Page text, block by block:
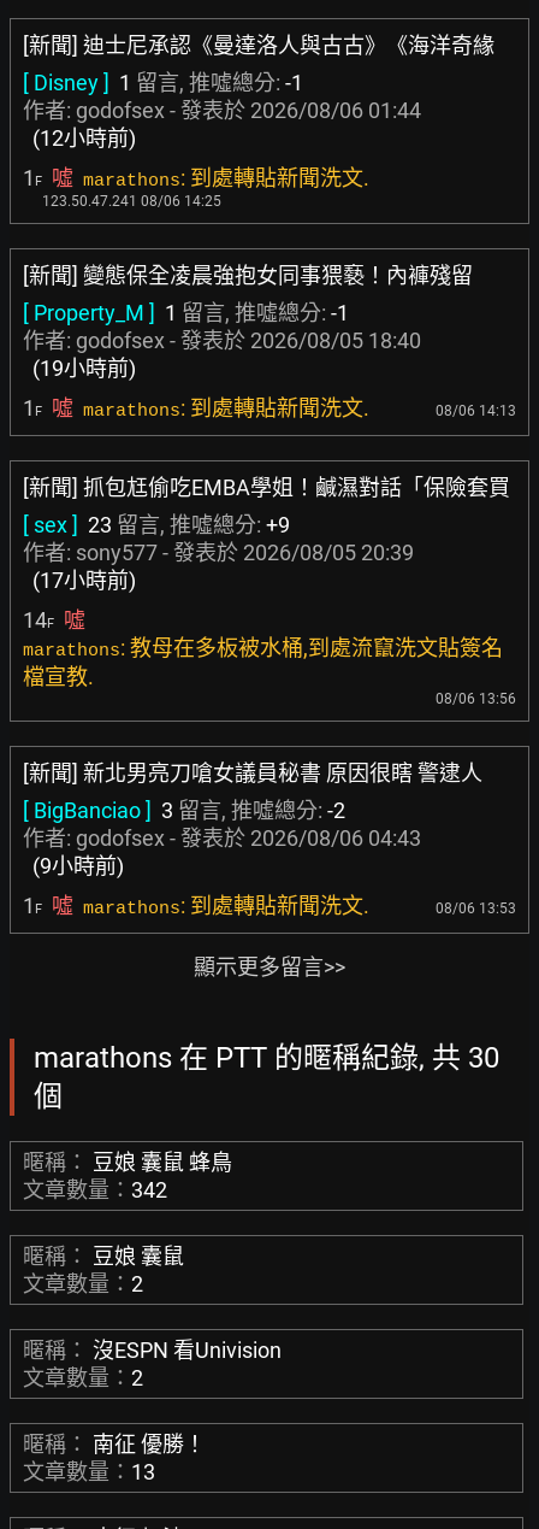
[新聞] 迪士尼承認《曼達洛人與古古》《海洋奇緣
[ Disney ] 1 留言, 推噓總分: -1
作者: godofsex - 發表於 2026/08/06 01:44
(12小時前)
1 F 噓 marathons: 到處轉貼新聞洗文.
123.50.47.241 08/06 14:25
[新聞] 變態保全凌晨強抱女同事猥褻！內褲殘留
[ Property_M ] 1 留言, 推噓總分: -1
作者: godofsex - 發表於 2026/08/05 18:40
(19小時前)
1 F 噓 marathons: 到處轉貼新聞洗文. 08/06 14:13
[新聞] 抓包尪偷吃EMBA學姐！鹹濕對話「保險套買
[ sex ] 23 留言, 推噓總分: +9
作者: sony577- 發表於 2026/08/05 20:39
(17小時前)
14F 噓
marathons: 教母在多板被水桶,到處流竄洗文貼簽名
檔宣教.
08/06 13:56
[新聞] 新北男亮刀嗆女議員秘書 原因很瞎 警逮人
[ BigBanciao ] 3 留言, 推噓總分: -2
作者: godofsex - 發表於 2026/08/06 04:43
(9小時前)
1 F 噓 marathons: 到處轉貼新聞洗文. 08/06 13:53
顯示更多留言>>
marathons 在 PTT 的暱稱紀錄, 共 30
個
暱稱： 豆娘 囊鼠 蜂鳥
文章數量： 342
暱稱： 豆娘 囊鼠
文章數量： 2
暱稱： 沒ESPN 看Univision
文章數量： 2
暱稱： 南征 優勝！
文章數量： 13